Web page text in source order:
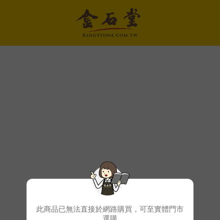
此商品已無法直接於網路購買，可至實體門市
選購